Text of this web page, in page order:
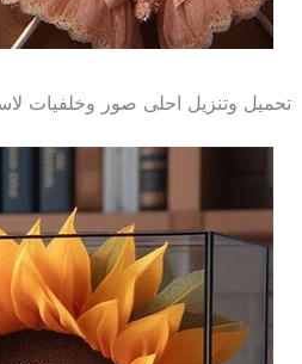
تحميل وتنزيل احلى صور وخلفيات